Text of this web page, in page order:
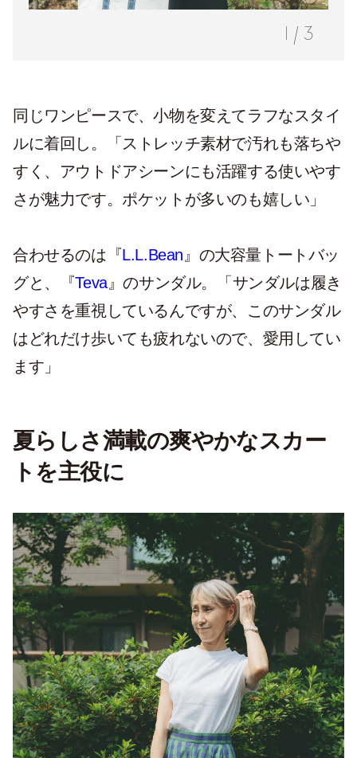
/ 3
同じワンピースで、小物を変えてラフなスタイ
ルに着回し。「ストレッチ素材で汚れも落ちや
すく、アウトドアシーンにも活躍する使いやす
さが魅力です。ポケットが多いのも嬉しい」
合わせるのは『L.L.Bean 』の大容量トートバッ
グと、『Teva』のサンダル。「サンダルは履き
やすさを重視しているんですが、このサンダル
はどれだけ歩いても疲れないので、愛用してい
ます」
夏らしさ満載の爽やかなスカー
トを主役に